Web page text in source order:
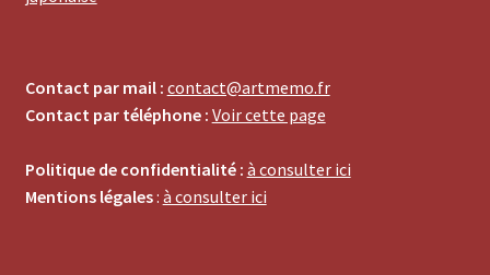
Contact par mail : contact@artmemo.fr
Contact par téléphone : Voir cette page
Politique de confidentialité : à consulter ici
Mentions légales: à consulter ici